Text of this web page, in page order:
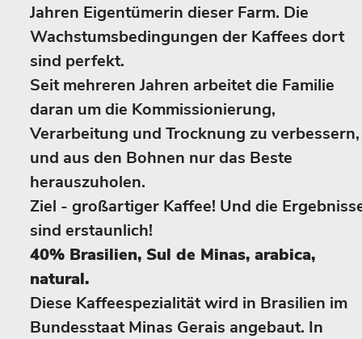
Jahren Eigentümerin dieser Farm. Die
Wachstumsbedingungen der Kaffees dort
sind perfekt.
Seit mehreren Jahren arbeitet die Familie
daran um die Kommissionierung,
Verarbeitung und Trocknung zu verbessern,
und aus den Bohnen nur das Beste
herauszuholen.
Ziel - großartiger Kaffee! Und die
sind erstaunlich!
40% Brasilien, Sul de Minas, arabica,
natural.
Diese Kaffeespezialität wird in Brasilien im
Bundesstaat Minas Gerais angebaut. In